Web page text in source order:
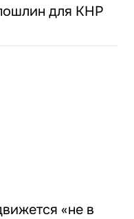
для КНР
«не в